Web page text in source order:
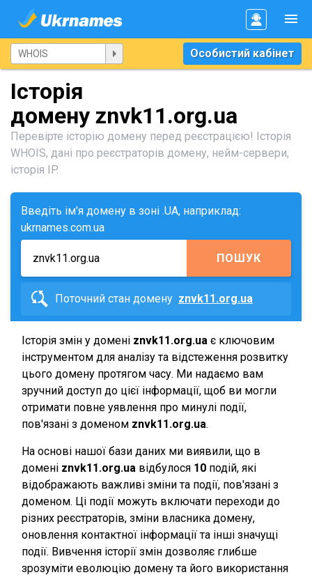
Особистий кабінет
Історія
домену znvk11.org.ua
Перевірте історію домену перед реєстрацією! Історія
WHOIS, дані про реєстраторів домену, нейм-сервери,
історія IP.
Введіть ім'я домену в зоні .UA, наприклад:
ukrnames.com.ua
ПОШУК
Поточний стан домену znvk11.org.ua
Історія змін у домені znvk11.org.ua є ключовим
інструментом для аналізу та відстеження розвитку
цього домену протягом часу. Ми надаємо вам
зручний доступ до цієї інформації, щоб ви могли
отримати повне уявлення про минулі події,
пов'язані з доменом znvk11.org.ua.
На основі нашої бази даних ми виявили, що в
домені znvk11.org.ua відбулося 10 подій, які
відображають важливі зміни та події, пов'язані з
доменом. Ці події можуть включати переходи до
різних реєстраторів, зміни власника домену,
оновлення контактної інформації та інші значущі
події. Вивчення історії змін дозволяє глибше
зрозуміти еволюцію домену та його використання